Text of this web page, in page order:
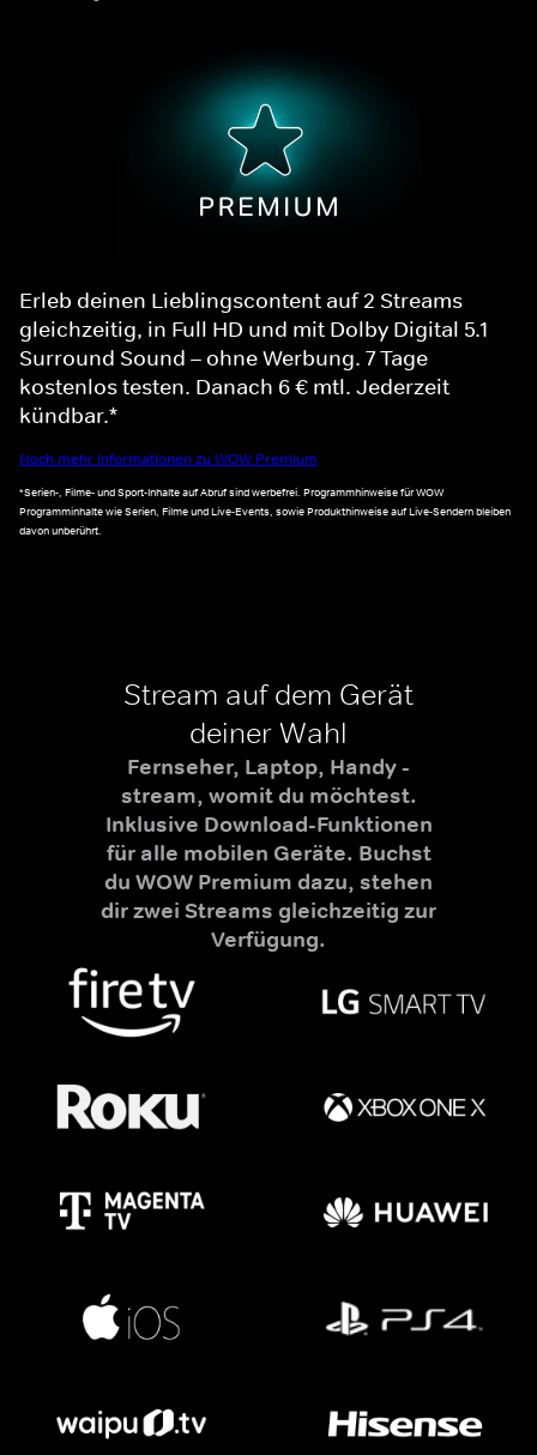
Erleb deinen Lieblingscontent auf 2 Streams
gleichzeitig, in Full HD und mit Dolby Digital 5.1
Surround Sound – ohne Werbung. 7 Tage
kostenlos testen. Danach 6 € mtl. Jederzeit
kündbar.*
Noch mehr Informationen zu WOW Premium
*Serien-, Filme- und Sport-Inhalte auf Abruf sind werbefrei. Programmhinweise für WOW
Programminhalte wie Serien, Filme und Live-Events, sowie Produkthinweise auf Live-Sendern bleiben
davon unberührt.
Stream auf dem Gerät
deiner Wahl
Fernseher, Laptop, Handy -
stream, womit du möchtest.
Inklusive Download-Funktionen
für alle mobilen Geräte. Buchst
du WOW Premium dazu, stehen
dir zwei Streams gleichzeitig zur
Verfügung.